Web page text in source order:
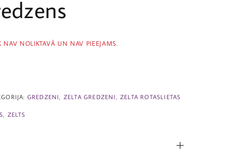
NAV NOLIKTAVĀ UN NAV PIEEJAMS.
GREDZENI ZELTA GREDZENI ZELTA ROTASLIETAS
ZELTS